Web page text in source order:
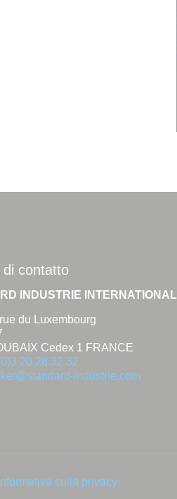
di contatto
INDUSTRIE INTERNATIONAL
du Luxembourg
Cedex 1 FRANCE
20 28 32 32
industrie.com
Informativa sulla privacy